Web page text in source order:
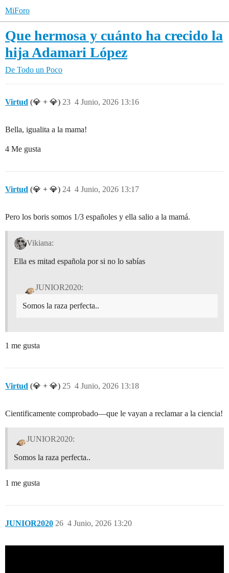
MiForo
Que hermosa y cuánto ha crecido la
hija Adamari López
De Todo un Poco
Virtud (💎 + 💎) 4 Junio, 2026 13:16
23
Bella, igualita a la mama!
4 Me gusta
Virtud (💎 + 💎) 4 Junio, 2026 13:17
24
Pero los boris somos 1/3 españoles y ella salio a la mamá.
Vikiana:
Ella es mitad española por si no lo sabías
JUNIOR2020:
Somos la raza perfecta..
1 me gusta
Virtud (💎 + 💎) 4 Junio, 2026 13:18
25
Cientificamente comprobado—que le vayan a reclamar a la ciencia!
JUNIOR2020:
Somos la raza perfecta..
1 me gusta
JUNIOR2020 4 Junio, 2026 13:20
26